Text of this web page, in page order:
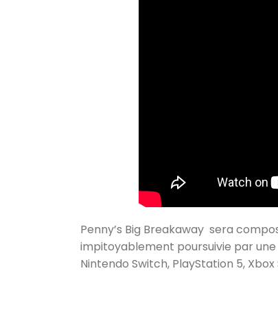
Penny’s Big Breakaway sera
impitoyablement poursuivie par
Nintendo Switch, PlayStation 5, Xbox